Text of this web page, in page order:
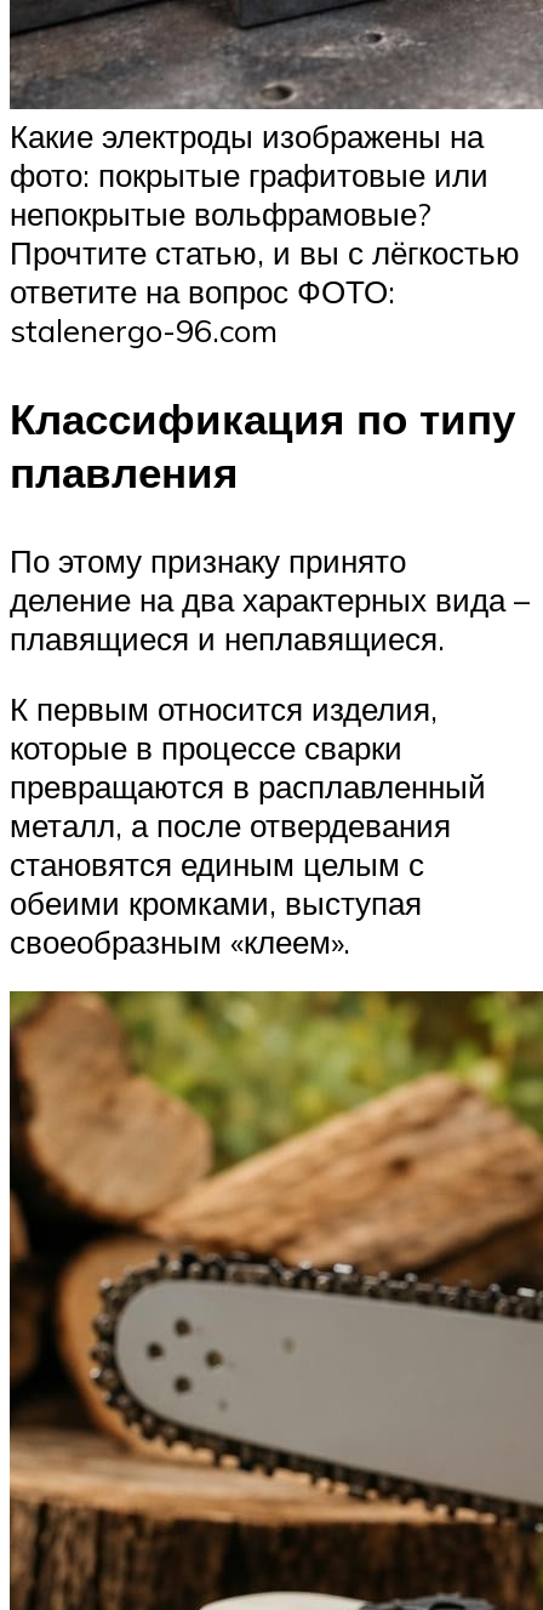
Какие электроды изображены на
фото: покрытые графитовые или
непокрытые вольфрамовые?
Прочтите статью, и вы с лёгкостью
ответите на вопрос ФОТО:
stalenergo-96.com
Классификация по типу
плавления
По этому признаку принято
деление на два характерных вида –
плавящиеся и неплавящиеся.
К первым относится изделия,
которые в процессе сварки
превращаются в расплавленный
металл, а после отвердевания
становятся единым целым с
обеими кромками, выступая
своеобразным «клеем».